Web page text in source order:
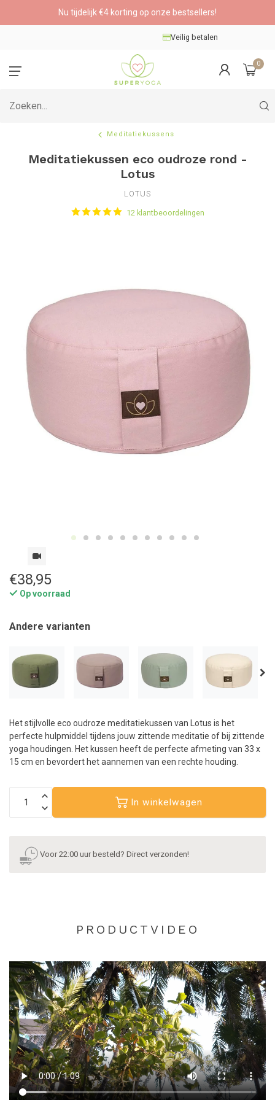
Nu tijdelijk €4 korting op onze bestsellers!
Veilig betalen
0
Meditatiekussens
Meditatiekussen eco oudroze rond -
Lotus
LOTUS
12 klantbeoordelingen
€38,95
Op voorraad
Andere varianten
Het stijlvolle eco oudroze meditatiekussen van Lotus is het
perfecte hulpmiddel tijdens jouw zittende meditatie of bij zittende
yoga houdingen. Het kussen heeft de perfecte afmeting van 33 x
15 cm en bevordert het aannemen van een rechte houding.
In winkelwagen
Voor 22:00 uur besteld? Direct verzonden!
PRODUCTVIDEO